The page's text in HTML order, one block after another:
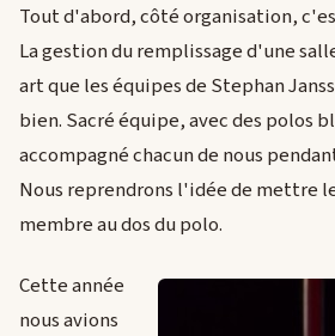
Tout d'abord, côté organisation,
La gestion du remplissage d'une
art que les équipes de Stephan
bien. Sacré équipe, avec des polos
accompagné chacun de nous
Nous reprendrons l'idée de mettre
membre au dos du polo.
Cette année
nous avions